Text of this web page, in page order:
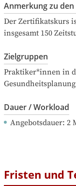
Anmerkung zu
Der Zertifikatskurs
insgesamt 150
Zielgruppen
Praktiker*innen in
Dauer / Workload
Angebotsdauer: 2
Fristen und